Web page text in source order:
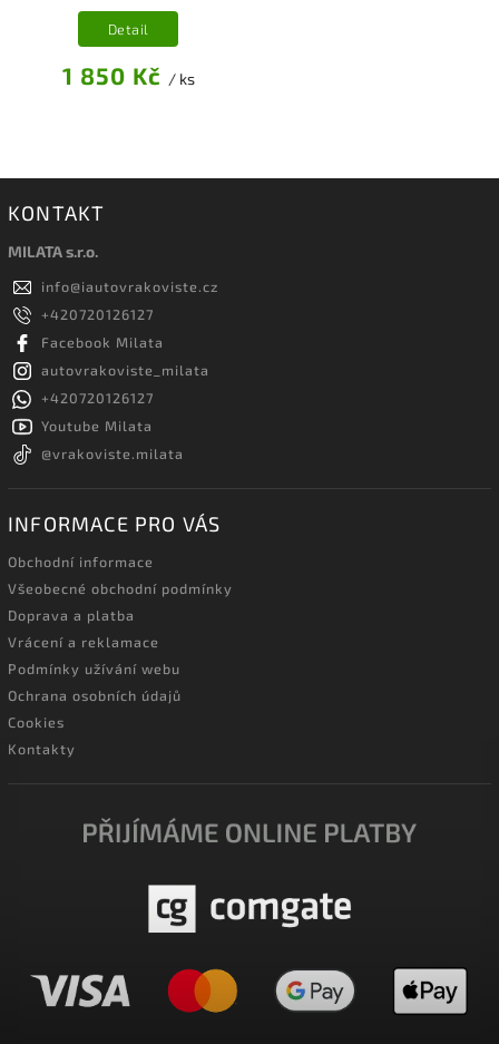
1 850 Kč / ks
Detail
KONTAKT
MILATA s.r.o.
info@iautovrakoviste.cz
+420720126127
Facebook Milata
autovrakoviste_milata
+420720126127
Youtube Milata
@vrakoviste.milata
INFORMACE PRO VÁS
Obchodní informace
Všeobecné obchodní podmínky
Doprava a platba
Vrácení a reklamace
Podmínky užívání webu
Ochrana osobních údajů
Cookies
Kontakty